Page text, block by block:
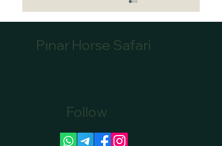
Canoe Tour Bookings Marmaris: Book Your
Pınar Horse Safari
Follow